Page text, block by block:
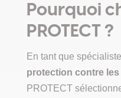
Pourquoi
PROTECT ?
En tant que
protection contre
PROTECT